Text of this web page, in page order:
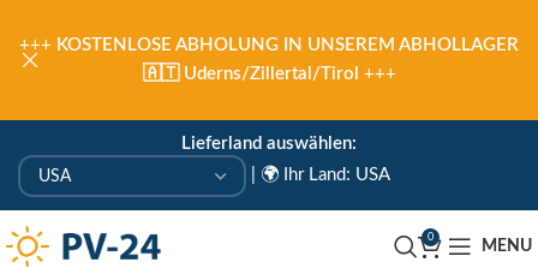
Lieferland auswählen:
🌍 Ihr Land: USA
0
MENU
+++ KOSTENLOSE ABHOLUNG IN UNSEREM ABHOLLAGER
🇦🇹 Uderns/Zillertal/Tirol +++